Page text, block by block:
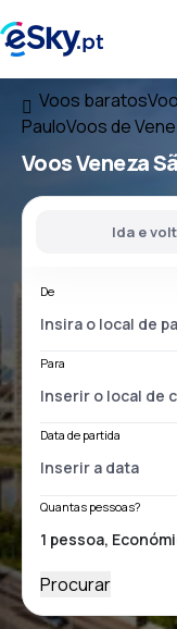
Voos baratos
PauloVoos de
VoosVeneza
Ida e
De
Para
Data de partida
Quantas pessoas?
Procurar